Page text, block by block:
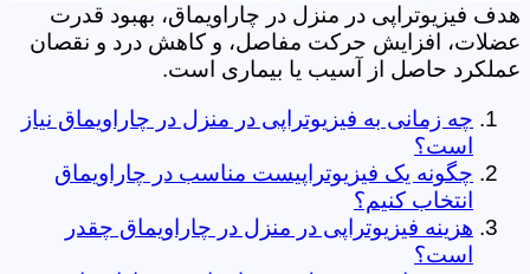
هدف فیزیوتراپی در منزل در چاراویماق، بهبود قدرت
عضلات، افزایش حرکت مفاصل، و کاهش درد و نقصان
عملکرد حاصل از آسیب یا بیماری است.
چه زمانی به فیزیوتراپی در منزل در چاراویماق نیاز
است؟
چگونه یک فیزیوتراپیست مناسب در چاراویماق
انتخاب کنیم؟
هزینه فیزیوتراپی در منزل در چاراویماق چقدر
است؟